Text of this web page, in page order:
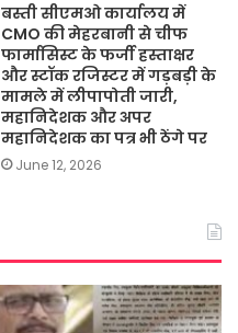
बस्ती सीएमओ कार्यालय में
CMO की मेहरबानी से चीफ
फार्मासिस्ट के फर्जी हस्ताक्षर
और स्टॉक रजिस्टर में गड़बड़ी के
मामले में लीपापोती जारी,
महानिदेशक और अपर
महानिदेशक का पत्र भी ठेंगे पर
June 12, 2026